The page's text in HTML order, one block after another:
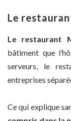
Le
Le restaurant
bâtiment que
serveurs, le
entreprises
Ce qui explique